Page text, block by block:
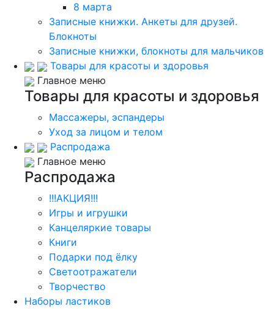
8 марта
Записные книжки. Анкеты для друзей.
Блокноты
Записные книжки, блокноты для мальчиков
Товары для красоты и здоровья
Главное меню
Товары для красоты и здоровья
Массажеры, эспандеры
Уход за лицом и телом
Распродажа
Главное меню
Распродажа
!!!АКЦИЯ!!!
Игры и игрушки
Канцеляркие товары
Книги
Подарки под ёлку
Светоотражатели
Творчество
Наборы ластиков